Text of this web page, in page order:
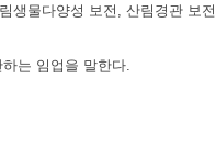
생물다양성 보전, 산림경관 보
는 임업을 말한다.